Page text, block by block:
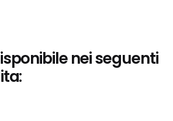
nei seguenti